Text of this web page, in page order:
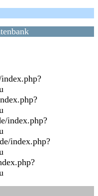
index.php?
index.php?